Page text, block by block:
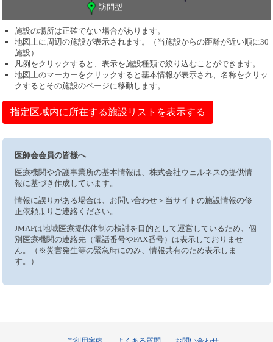
訪問型
施設の場所は正確でない場合があります。
地図上に周辺の施設が表示されます。（当施設からの距離が近い順に30
施設）
凡例をクリックすると、表示を施設種類で絞り込むことができます。
地図上のマーカーをクリックすると基本情報が表示され、名称をクリッ
クするとその施設のページに移動します。
指定区域内に所在する施設リストを表示する
医師会会員の皆様へ
医療機関や介護事業所の基本情報は、株式会社ウェルネスの提供情
報に基づき作成しています。
情報に誤りがある場合は、お問い合わせ＞当サイトの施設情報の修
正依頼よりご連絡ください。
JMAPは地域医療提供体制の検討を目的として運営しているため、個
別医療機関の連絡先（電話番号やFAX番号）は表示しておりませ
ん。（※災害発生等の緊急時にのみ、情報共有のため表示しま
す。）